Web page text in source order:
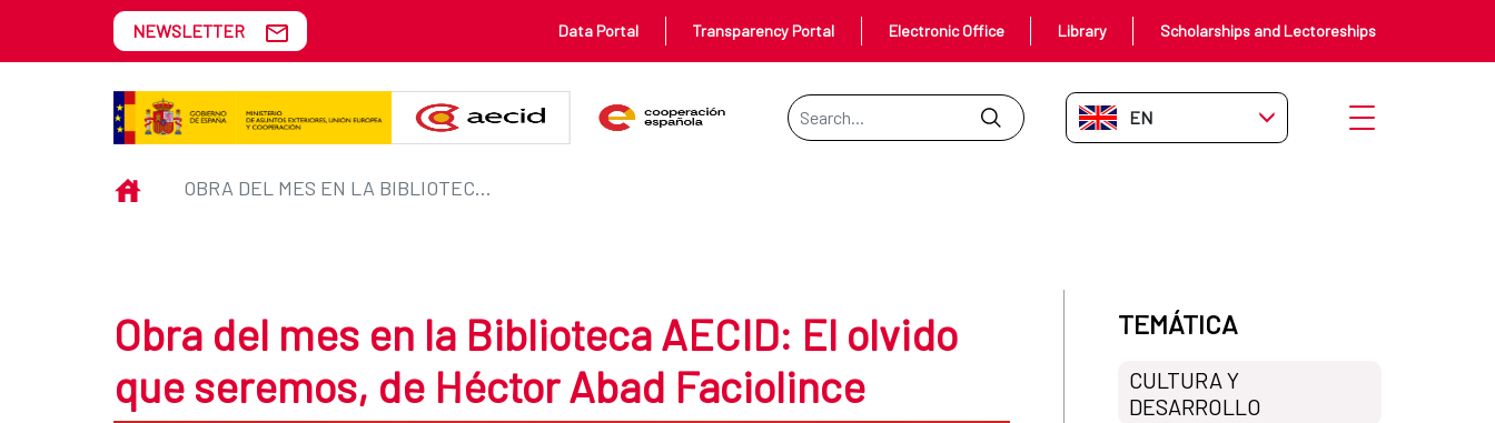
Skip to Main Content
Obra del mes en la Biblioteca AECID: El olvido que seremos, de Héctor Abad Faciolince
NEWSLETTER Data Portal Transparency Portal Electronic Office Library Scholarships and Lectoreships
Search Bar
EN-GB Open menu
INICIO OBRA DEL MES EN LA BIBLIOTECA AECID: EL OLVIDO QUE SEREMOS, DE HÉCTOR ABAD FACIOLINCE
Obra del mes en la Biblioteca AECID: El olvido
que seremos, de Héctor Abad Faciolince
TEMÁTICA
CULTURA Y
DESARROLLO